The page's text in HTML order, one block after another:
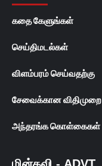
கதை கேளுங்கள்
செய்திமடல்கள்
விளம்பரம் செய்வதற்கு
சேவைக்கான விதிமுறை
அந்தரங்க கொள்கைகள்